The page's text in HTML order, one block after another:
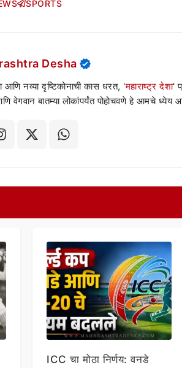
SPORTS
Desha
आणि नव्या दृष्टिकोनाची कास धरत, 'महाराष्ट्र देशा'
बातम्या लोकांपर्यंत पोहोचवणे हे आमचे ध्येय
ICC चा मोठा निर्णय: वनडे